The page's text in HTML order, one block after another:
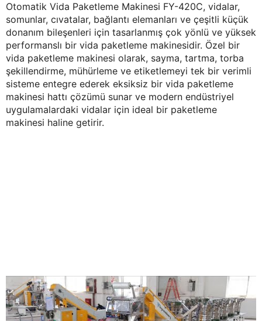
Otomatik Vida Paketleme Makinesi FY-420C, vidalar,
somunlar, cıvatalar, bağlantı elemanları ve çeşitli küçük
donanım bileşenleri için tasarlanmış çok yönlü ve yüksek
performanslı bir vida paketleme makinesidir. Özel bir
vida paketleme makinesi olarak, sayma, tartma, torba
şekillendirme, mühürleme ve etiketlemeyi tek bir verimli
sisteme entegre ederek eksiksiz bir vida paketleme
makinesi hattı çözümü sunar ve modern endüstriyel
uygulamalardaki vidalar için ideal bir paketleme
makinesi haline getirir.